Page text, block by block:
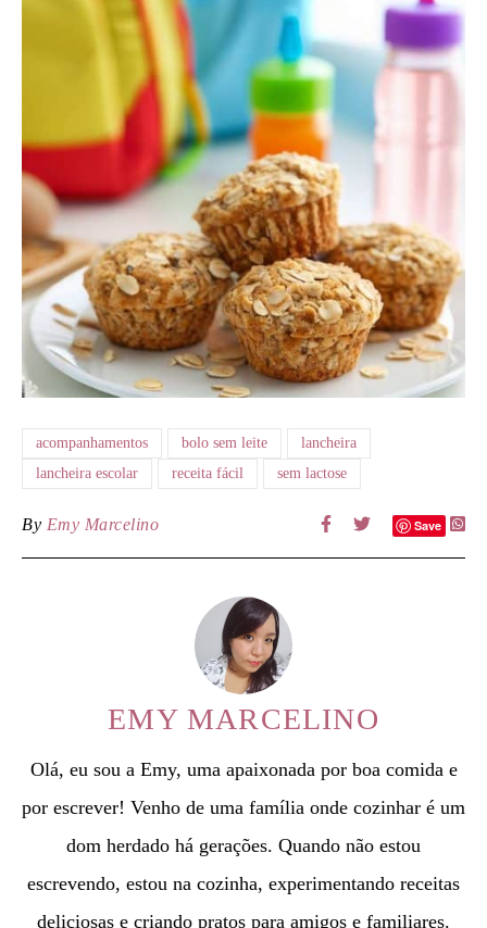
acompanhamentos bolo sem leite
lancheira
lancheira escolar
receita fácil sem lactose
By Emy Marcelino Save
EMY MARCELINO
Olá, eu sou a Emy, uma apaixonada por boa comida e
por escrever! Venho de uma família onde cozinhar é um
dom herdado há gerações. Quando não estou
escrevendo, estou na cozinha, experimentando receitas
deliciosas e criando pratos para amigos e familiares.